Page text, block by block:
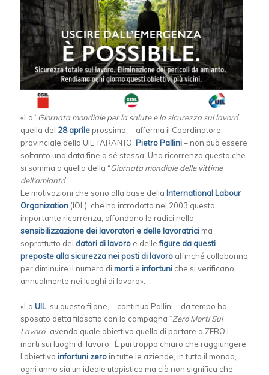
«La “Giornata mondiale per la salute e la sicurezza sul lavoro”,
quella del 28 aprileprossimo, – afferma il Coordinatore
provinciale della UIL TARANTO, Pietro Pallini– non può essere
soltanto una data fine a sé stessa. Una ricorrenza questa che
si somma a quella della “Giornata mondiale delle vittime
dell’amianto”.
Le motivazioni che sono alla base della International Labour
Organization(IOL), che ha introdotto nel 2003 questa
importante ricorrenza, affondano le radici nella
sensibilizzazione dei lavoratori e delle lavoratricima
soprattutto dei datori di lavoroe dellefigure da questi
preposte alla sicurezza nei posti di lavoroaffinché collaborino
per diminuire il numero di mortie infortuniche si verificano
annualmente nei luoghi di lavoro».
«La UIL, su questo filone, – continua Pallini – da tempo ha
sposato detta filosofia con la campagna “Zero Morti Sul
Lavoro” avendo quale obiettivo quello di portare a ZERO i
morti sui luoghi di lavoro. È purtroppo chiaro che raggiungere
l’obiettivo infortuni zeroin tutte le aziende, in tutto il mondo,
ogni anno sia un ideale utopistico ma ciò non significa che